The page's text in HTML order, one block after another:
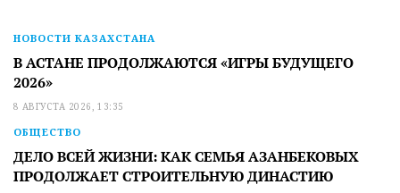
НОВОСТИ КАЗАХСТАНА
В АСТАНЕ ПРОДОЛЖАЮТСЯ «ИГРЫ БУДУЩЕГО
2026»
8 АВГУСТА 2026, 13:35
ОБЩЕСТВО
ДЕЛО ВСЕЙ ЖИЗНИ: КАК СЕМЬЯ АЗАНБЕКОВЫХ
ПРОДОЛЖАЕТ СТРОИТЕЛЬНУЮ ДИНАСТИЮ